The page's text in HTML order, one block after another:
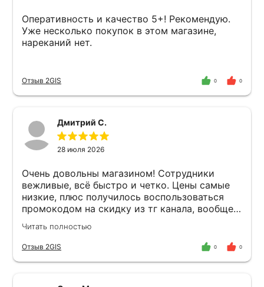
Оперативность и качество 5+! Рекомендую.
Уже несколько покупок в этом магазине,
нареканий нет.
Отзыв 2GIS 0 0
Дмитрий С.
28 июля 2026
Очень довольны магазином! Сотрудники
вежливые, всё быстро и четко. Цены самые
низкие, плюс получилось воспользоваться
промокодом на скидку из тг канала, вообще
Читать полностью
Отзыв 2GIS 0 0